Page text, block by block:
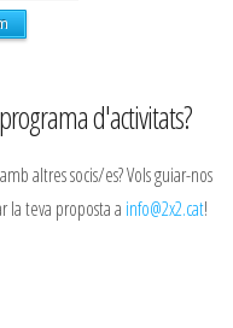
d'activitats?
altres socis/es? Vols guiar-nos
la teva proposta a info@2x2.cat!